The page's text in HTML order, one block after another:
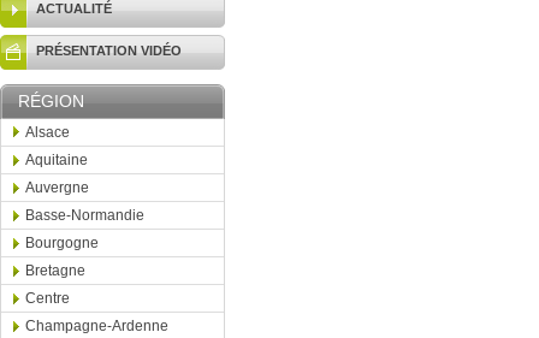
ACTUALITÉ
PRÉSENTATION VIDÉO
RÉGION
Alsace
Aquitaine
Auvergne
Basse-Normandie
Bourgogne
Bretagne
Centre
Champagne-Ardenne